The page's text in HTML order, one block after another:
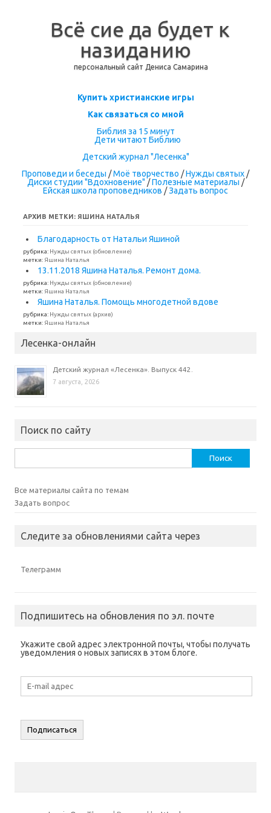
Всё сие да будет к
назиданию
персональный сайт Дениса Самарина
Перейти к содержимому
Купить христианские игры
Как связаться со мной
Библия за 15 минут
Дети читают Библию
Детский журнал "Лесенка"
Проповеди и беседы /Моё творчество /Нужды святых /
Диски студии "Вдохновение" /Полезные материалы /
Ейская школа проповедников /Задать вопрос
АРХИВ МЕТКИ: ЯШИНА НАТАЛЬЯ
Благодарность от Натальи Яшиной
рубрика: Нужды святых (обновление)
метки: Яшина Наталья
13.11.2018 Яшина Наталья. Ремонт дома.
рубрика: Нужды святых (обновление)
метки: Яшина Наталья
Яшина Наталья. Помощь многодетной вдове
рубрика: Нужды святых (архив)
метки: Яшина Наталья
Лесенка-онлайн
Детский журнал «Лесенка». Выпуск 442.
7 августа, 2026
Поиск по сайту
Все материалы сайта по темам
Задать вопрос
Следите за обновлениями сайта через
Телеграмм
Подпишитесь на обновления по эл. почте
Укажите свой адрес электронной почты, чтобы получать
уведомления о новых записях в этом блоге.
E-
mail
адрес
Подписаться